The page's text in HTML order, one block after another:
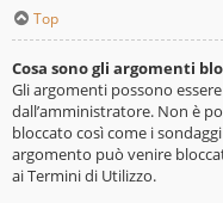
Top
Cosa sono gli argomenti
Gli argomenti possono
dall’amministratore. Non è
bloccato così come i
argomento può venire
ai Termini di Utilizzo.